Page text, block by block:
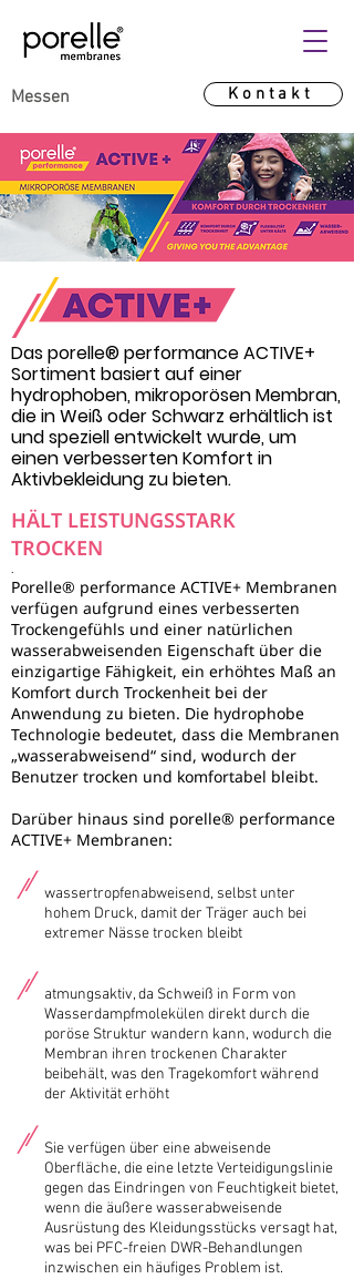
Kontakt
Messen
Das porelle® performance ACTIVE+
Sortiment basiert auf einer
hydrophoben, mikroporösen Membran,
die in Weiß oder Schwarz erhältlich ist
und speziell entwickelt wurde, um
einen verbesserten Komfort in
Aktivbekleidung zu bieten.
HÄLT LEISTUNGSSTARK
TROCKEN
.
Porelle® performance ACTIVE+ Membranen
verfügen aufgrund eines verbesserten
Trockengefühls und einer natürlichen
wasserabweisenden Eigenschaft über die
einzigartige Fähigkeit, ein erhöhtes Maß an
Komfort durch Trockenheit bei der
Anwendung zu bieten. Die hydrophobe
Technologie bedeutet, dass die Membranen
„wasserabweisend“ sind, wodurch der
Benutzer trocken und komfortabel bleibt.
Darüber hinaus sind porelle® performance
ACTIVE+ Membranen:
wassertropfenabweisend, selbst unter
hohem Druck, damit der Träger auch bei
extremer Nässe trocken bleibt
atmungsaktiv, da Schweiß in Form von
Wasserdampfmolekülen direkt durch die
poröse Struktur wandern kann, wodurch die
Membran ihren trockenen Charakter
beibehält, was den Tragekomfort während
der Aktivität erhöht
Sie verfügen über eine abweisende
Oberfläche, die eine letzte Verteidigungslinie
gegen das Eindringen von Feuchtigkeit bietet,
wenn die äußere wasserabweisende
Ausrüstung des Kleidungsstücks versagt hat,
was bei PFC-freien DWR-Behandlungen
inzwischen ein häufiges Problem ist.